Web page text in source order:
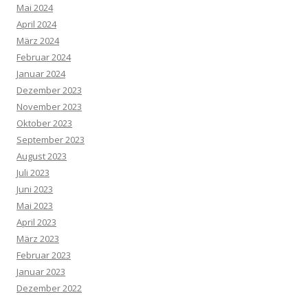
Mai 2024
April 2024
März 2024
Februar 2024
Januar 2024
Dezember 2023
November 2023
Oktober 2023
September 2023
August 2023
Juli 2023
Juni 2023
Mai 2023
April 2023
März 2023
Februar 2023
Januar 2023
Dezember 2022